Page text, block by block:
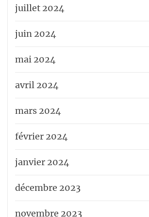
juillet 2024
juin 2024
mai 2024
avril 2024
mars 2024
février 2024
janvier 2024
décembre 2023
novembre 2023